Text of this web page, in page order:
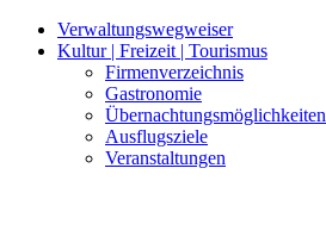
Verwaltungswegweiser
Kultur | Freizeit | Tourismus
Firmenverzeichnis
Gastronomie
Übernachtungsmöglichkeiten
Ausflugsziele
Veranstaltungen